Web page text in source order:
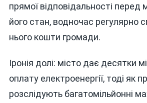
прямої відповідальності перед
його стан, водночас регулярно
нього кошти громади.
Іронія долі: місто дає десятки
оплату електроенергії, тоді як
розслідують багатомільйонні